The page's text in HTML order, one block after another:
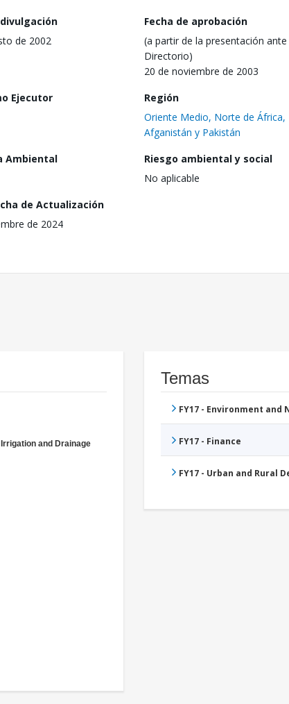
de 2002
Fecha de aprobación
(a partir de la presentación ante
Directorio)
20 de noviembre de 2003
Ejecutor
Región
Oriente Medio, Norte de África,
Afganistán y Pakistán
Ambiental
Riesgo ambiental y social
No aplicable
de Actualización
de 2024
Irrigation and Drainage
Temas
FY17 - Environment
FY17 - Finance
FY17 - Urban and Rural